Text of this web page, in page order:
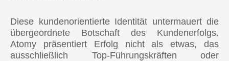
Diese kundenorientierte Identität untermauert die
übergeordnete Botschaft des Kundenerfolgs.
Atomy präsentiert Erfolg nicht als etwas, das
ausschließlich Top-Führungskräften oder